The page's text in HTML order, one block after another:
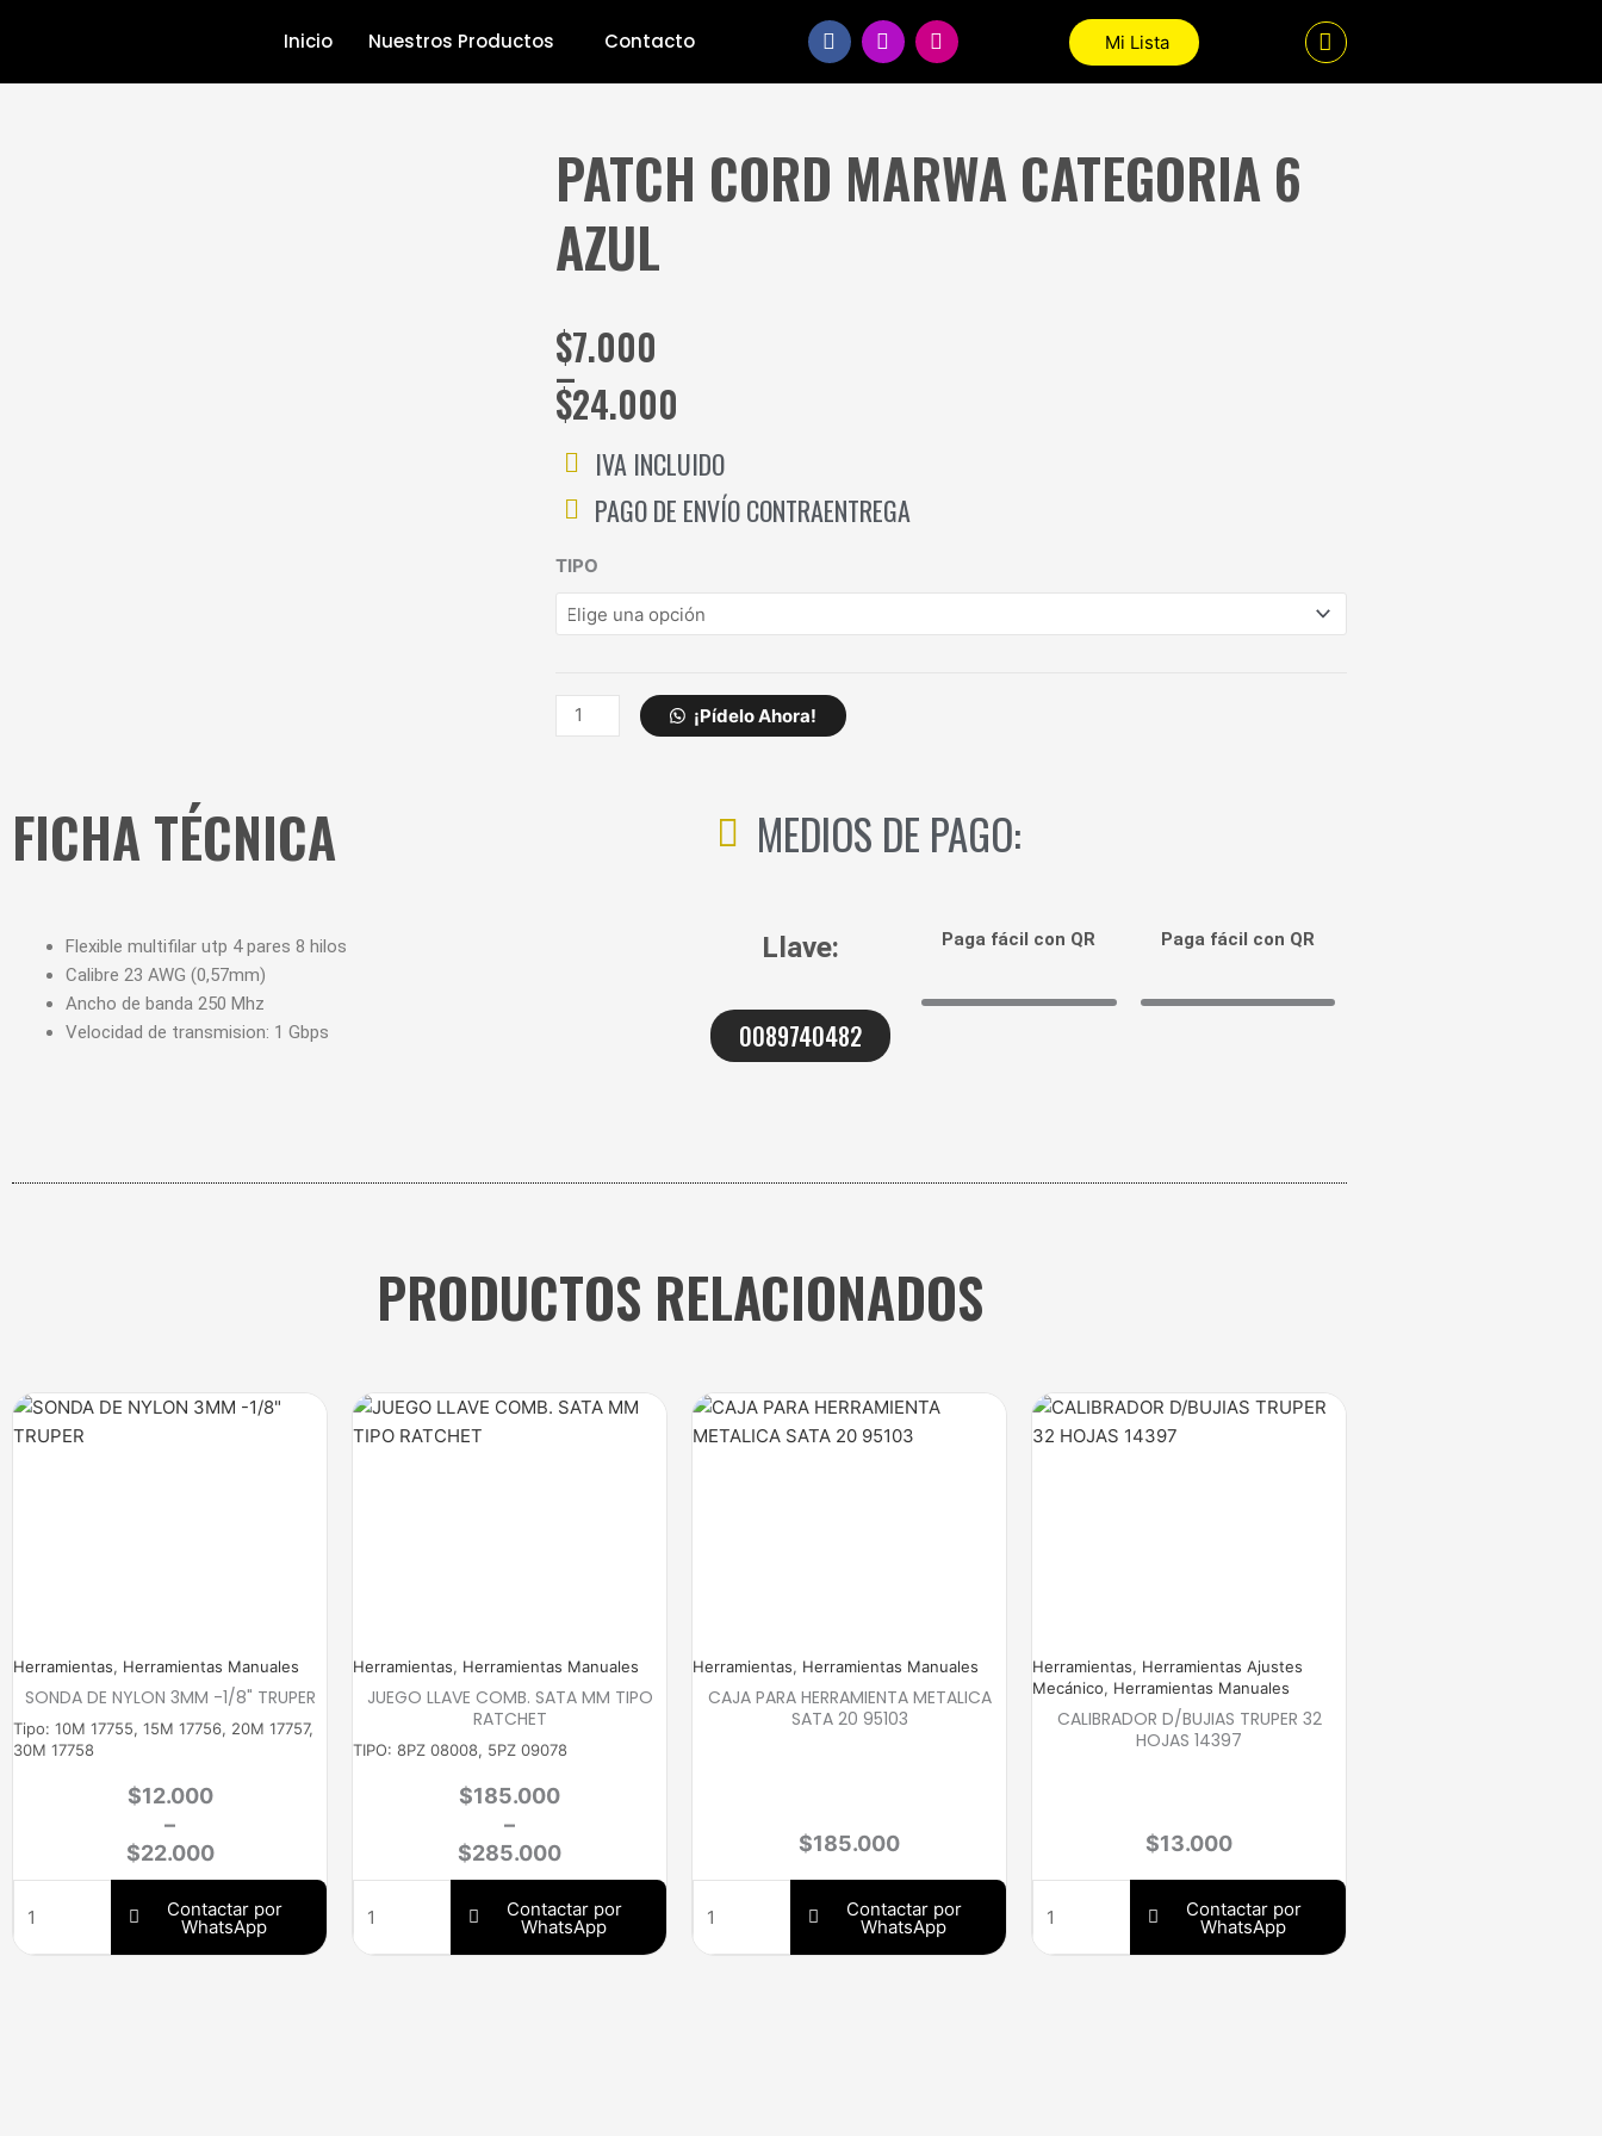
Inicio Nuestros Productos Contacto
F
a
o
I
n
a
m
T
i
Mi Lista
PATCH CORD MARWA CATEGORIA 6
AZUL
$7.000
–
$24.000
Price
range:
$7.000
through
$24.000
IVA INCLUIDO
PAGO DE ENVÍO CONTRAENTREGA
TIPO
PATCH
CORD
MARWA
AZUL
cantidad
¡Pídelo Ahora!
FICHA TÉCNICA
Flexible multifilar utp 4 pares 8 hilos
Calibre 23 AWG (0,57mm)
Ancho de banda 250 Mhz
Velocidad de transmision: 1 Gbps
MEDIOS DE PAGO:
Llave:
0089740482
Paga fácil con QR Paga fácil con QR
PRODUCTOS RELACIONADOS
Herramientas, Herramientas Manuales
SONDA DE NYLON 3MM -1/8" TRUPER
Tipo: 10M 17755, 15M 17756, 20M 17757,
30M 17758
$12.000
–
$22.000
Price
Contactar por
WhatsApp
Herramientas, Herramientas Manuales
JUEGO LLAVE COMB. SATA MM TIPO
RATCHET
TIPO: 8PZ 08008, 5PZ 09078
$185.000
–
$285.000
Price
Contactar por
WhatsApp
Herramientas, Herramientas Manuales
CAJA PARA HERRAMIENTA METALICA
SATA 20 95103
$185.000
Contactar por
WhatsApp
Herramientas, Herramientas Ajustes
Mecánico, Herramientas Manuales
CALIBRADOR D/BUJIAS TRUPER 32
HOJAS 14397
$13.000
Contactar por
WhatsApp